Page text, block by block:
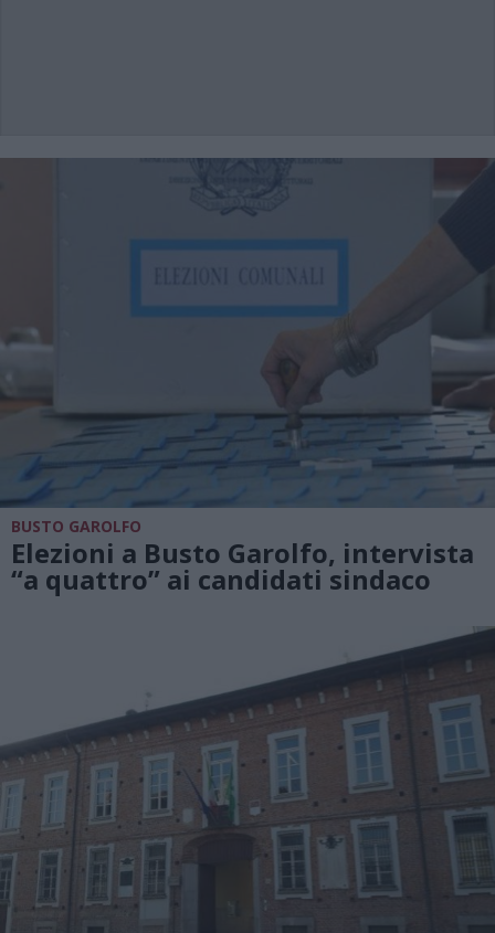
BUSTO GAROLFO
Elezioni a Busto Garolfo, intervista
“a quattro” ai candidati sindaco